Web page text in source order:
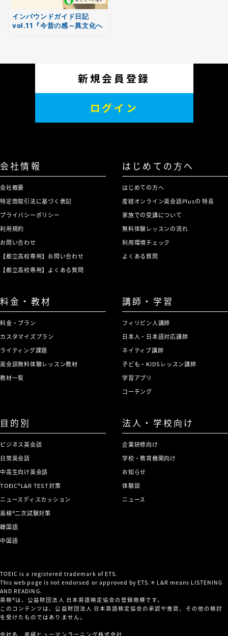
インバウンドガイド日記
vol.11『今昔の感～異文化へ
新規会員登録
ログイン
会社情報
会社概要
特定商取引法に基づく表記
プライバシーポリシー
利用規約
お問い合わせ
【都立高校専用】お問い合わせ
【都立高校専用】よくある質問
はじめての方へ
はじめての方へ
産経オンライン英会話Plusの 特長
家族での受講について
無料体験レッスンの流れ
利用環境チェック
よくある質問
料金・教材
料金・プラン
カスタマイズプラン
ライティング課題
英会話無料体験レッスン教材
教材一覧
講師・学習
フィリピン人講師
日本人・日本語対応講師
ネイティブ講師
子ども・KIDSレッスン講師
学習アプリ
コーチング
目的別
ビジネス英会話
日常英会話
中高生向け英会話
TOEIC®L&R TEST対策
ニュースディスカッション
英検®二次試験対策
韓国語
中国語
法人・学校向け
企業研修向け
学校・教育機関向け
お知らせ
体験談
ニュース
TOEIC is a registered trademark of ETS.
This web page is not endorsed or approved by ETS.＊L&R means LISTENING
AND READING.
英検®は、公益財団法人 日本英語検定協会の登録商標です。
このコンテンツは、公益財団法人 日本英語検定協会の承認や推奨、その他の検討
を受けたものではありません。
会社名 産経ヒューマンラーニング株式会社